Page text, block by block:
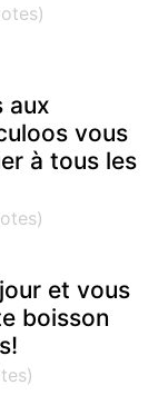
aux
vous
à tous les
et vous
boisson